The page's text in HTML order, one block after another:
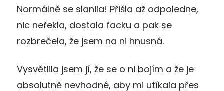
Normálně se slanila! Přišla až odpoledne,
nic neřekla, dostala facku a pak se
rozbrečela, že jsem na ni hnusná.
Vysvětlila jsem jí, že se o ni bojím a že je
absolutně nevhodné, aby mi utíkala přes